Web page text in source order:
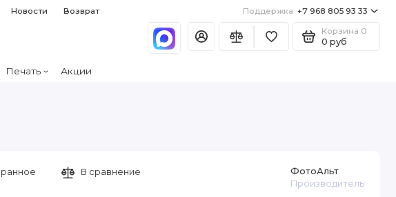
Новости Возврат Поддержка +7 968 805 93 33
Корзина 0
0 руб
Печать Акции
ФотоАльт
Производитель
В сравнение